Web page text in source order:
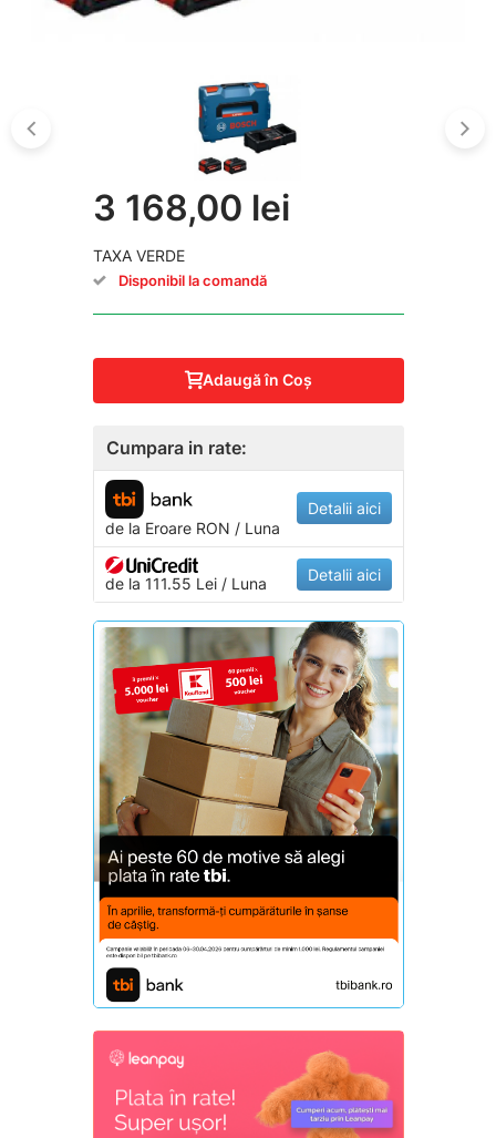
3 168,00 lei
TAXA VERDE
Disponibil la comandă
Adaugă în Coş
Cumpara in rate:
de la EroareRON / Luna
Detalii aici
de la 111.55 Lei / Luna Detalii aici